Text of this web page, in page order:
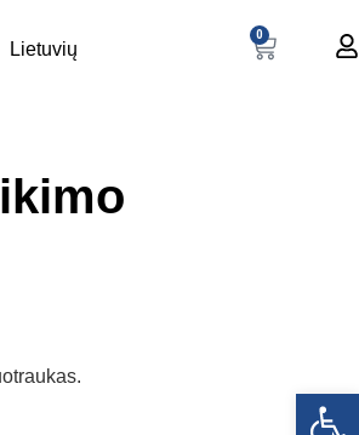
Lietuvių
0